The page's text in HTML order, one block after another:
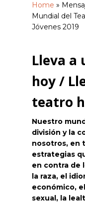
Home »
Mundial del
Jóvenes 2019
Lleva a
hoy /
teatro
Nuestro
división y la
nosotros, en
estrategias
en contra de
la raza, el
económico,
sexual, la